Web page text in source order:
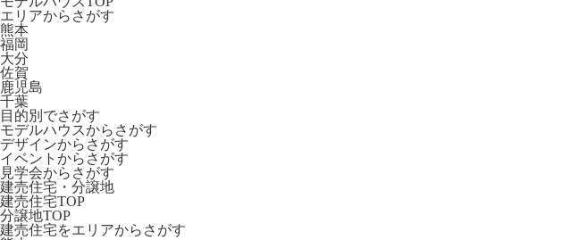
エリアからさがす
熊本
福岡
大分
佐賀
鹿児島
千葉
目的別でさがす
モデルハウスからさがす
デザインからさがす
イベントからさがす
見学会からさがす
建売住宅・分譲地
建売住宅TOP
分譲地TOP
建売住宅をエリアからさがす